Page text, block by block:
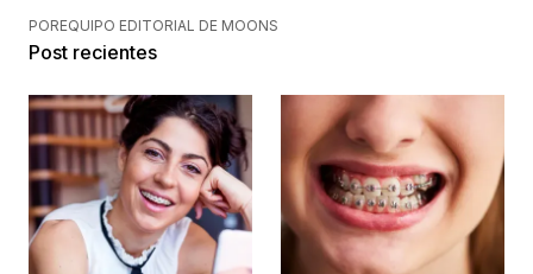
POREQUIPO EDITORIAL DE MOONS
Post recientes